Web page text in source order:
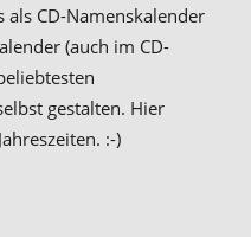
CD-Namenskalender
(auch im CD-
gestalten. Hier
:-)